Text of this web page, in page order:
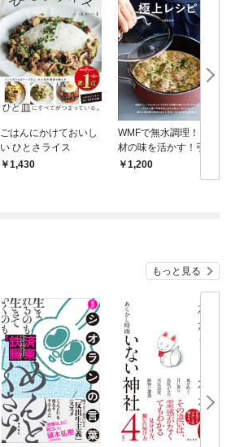
ごはんにかけておいし
い ひとさライス
1,430
WMFで無水調理！ 食
材の味を活かす！引き
出す！極上レシピ
1,200
もっと見る